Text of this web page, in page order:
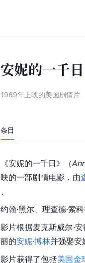
安妮的一千日
1969年上映的美国剧情片
条目
《安妮的一千日》（
映的一部剧情电影，由
约翰·黑尔、理查德·索
影片根据麦克斯威尔·
丽的安妮·博林并强娶安
影片获得了包括美国金